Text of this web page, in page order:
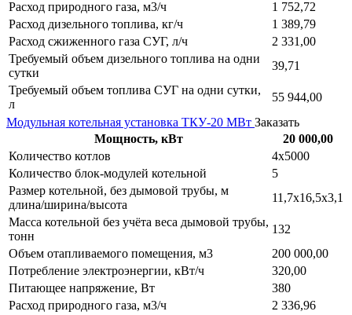
Расход природного газа, м3/ч
1 752,72
Расход дизельного топлива, кг/ч
1 389,79
Расход сжиженного газа СУГ, л/ч
2 331,00
Требуемый объем дизельного топлива на одни
сутки
39,71
Требуемый объем топлива СУГ на одни сутки,
л
55 944,00
Модульная котельная установка ТКУ-20 МВт Заказать
Мощность, кВт
20 000,00
Количество котлов
4х5000
Количество блок-модулей котельной
5
Размер котельной, без дымовой трубы, м
длина/ширина/высота
11,7х16,5х3,1
Масса котельной без учёта веса дымовой трубы,
тонн
132
Объем отапливаемого помещения, м3
200 000,00
Потребление электроэнергии, кВт/ч
320,00
Питающее напряжение, Вт
380
Расход природного газа, м3/ч
2 336,96